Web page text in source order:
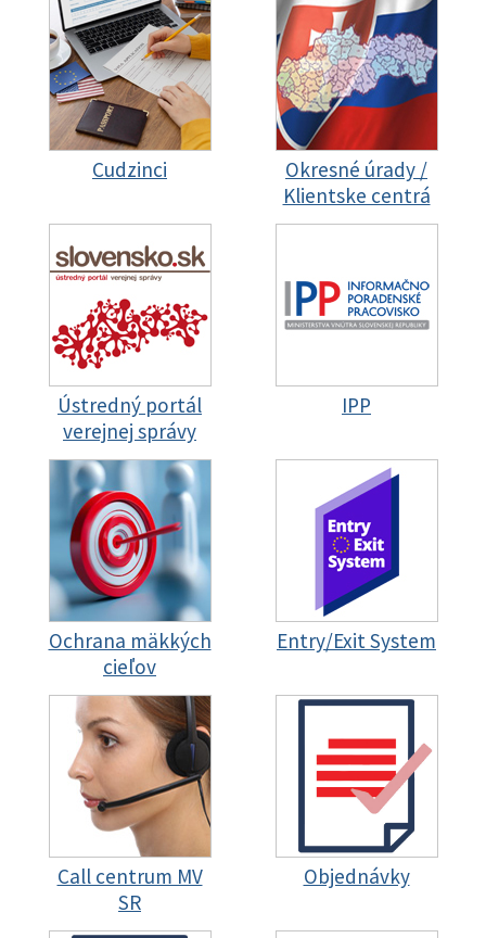
Cudzinci
Okresné úrady /
Klientske centrá
Ústredný portál
verejnej správy
IPP
Ochrana mäkkých
cieľov
Entry/Exit System
Call centrum MV
SR
Objednávky